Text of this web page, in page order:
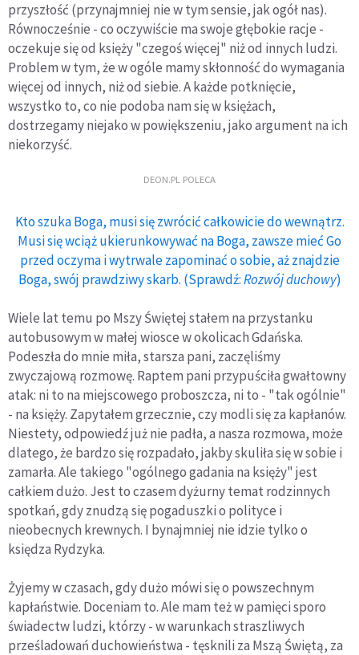
przyszłość (przynajmniej nie w tym sensie, jak ogół nas).
Równocześnie - co oczywiście ma swoje głębokie racje -
oczekuje się od księży "czegoś więcej" niż od innych ludzi.
Problem w tym, że w ogóle mamy skłonność do wymagania
więcej od innych, niż od siebie. A każde potknięcie,
wszystko to, co nie podoba nam się w księżach,
dostrzegamy niejako w powiększeniu, jako argument na ich
niekorzyść.
DEON.PL POLECA
Kto szuka Boga, musi się zwrócić całkowicie do wewnątrz.
Musi się wciąż ukierunkowywać na Boga, zawsze mieć Go
przed oczyma i wytrwale zapominać o sobie, aż znajdzie
Boga, swój prawdziwy skarb. (Sprawdź:Rozwój duchowy)
Wiele lat temu po Mszy Świętej stałem na przystanku
autobusowym w małej wiosce w okolicach Gdańska.
Podeszła do mnie miła, starsza pani, zaczęliśmy
zwyczajową rozmowę. Raptem pani przypuściła gwałtowny
atak: ni to na miejscowego proboszcza, ni to - "tak ogólnie"
- na księży. Zapytałem grzecznie, czy modli się za kapłanów.
Niestety, odpowiedź już nie padła, a nasza rozmowa, może
dlatego, że bardzo się rozpadało, jakby skuliła się w sobie i
zamarła. Ale takiego "ogólnego gadania na księży" jest
całkiem dużo. Jest to czasem dyżurny temat rodzinnych
spotkań, gdy znudzą się pogaduszki o polityce i
nieobecnych krewnych. I bynajmniej nie idzie tylko o
księdza Rydzyka.
Żyjemy w czasach, gdy dużo mówi się o powszechnym
kapłaństwie. Doceniam to. Ale mam też w pamięci sporo
świadectw ludzi, którzy - w warunkach straszliwych
prześladowań duchowieństwa - tęsknili za Mszą Świętą, za